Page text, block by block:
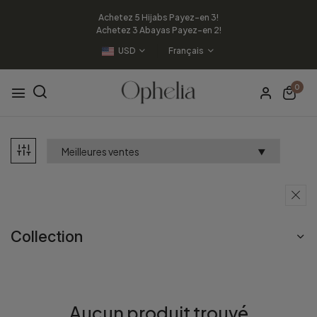
Achetez 5 Hijabs Payez-en 3!
Achetez 3 Abayas Payez-en 2!
USD
Français
0
Collection